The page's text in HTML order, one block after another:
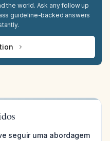
the world. Ask any follow up
guideline-backed answers
seguir uma abordagem